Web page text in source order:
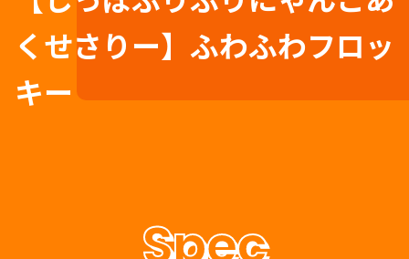
くせさりー】ふわふわフロッ
キー